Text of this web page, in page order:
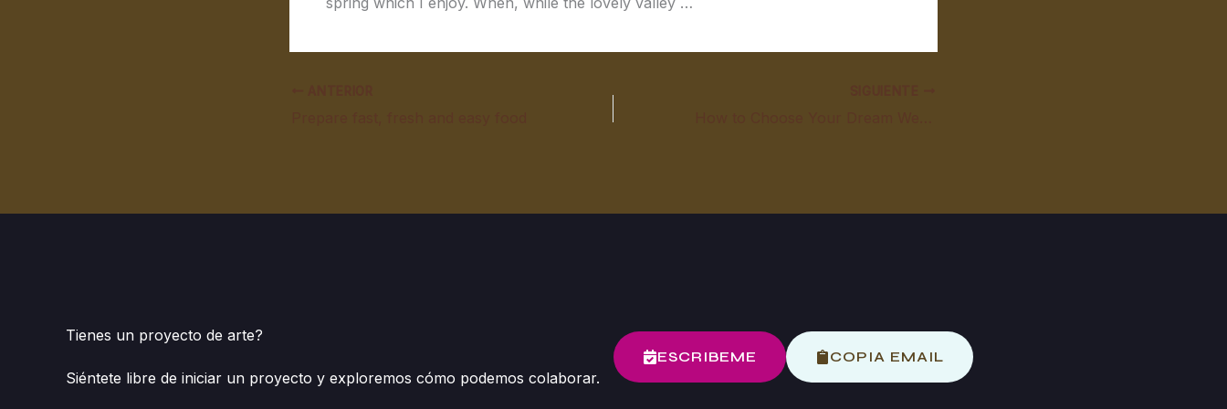
Tienes un proyecto de arte?
Siéntete libre de iniciar un proyecto y exploremos cómo podemos colaborar.
ESCRIBEME COPIA EMAIL